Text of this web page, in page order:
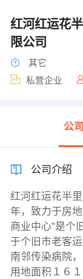
红河红运花
限公司
其它
私营企业
公
公司介绍
红河红运花半
年，致力于房
商业中心”是个
于个旧市老客
南邻传染病院
用地面积１６